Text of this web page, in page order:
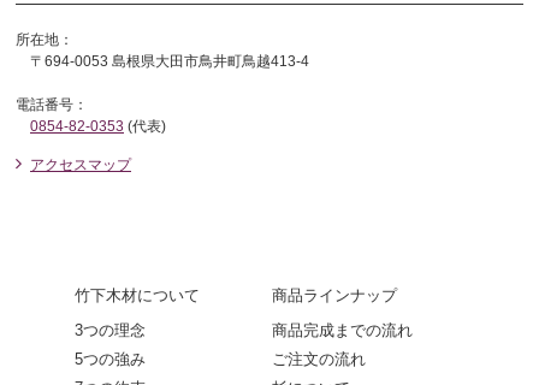
所在地：
〒694-0053 島根県大田市鳥井町鳥越413-4
電話番号：
0854-82-0353 (代表)
アクセスマップ
竹下木材について
3つの理念
5つの強み
商品ラインナップ
商品完成までの流れ
ご注文の流れ